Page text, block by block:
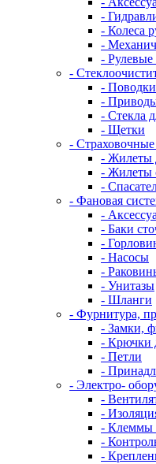
-
- Колеса
-
- Рулевые
-
- Поводки
- Приводы
- Стекла
- Щетки
-
- Жилеты
- Жилеты
-
- Фановая
-
- Баки
-
- Насосы
-
- Унитазы
- Шланги
- Фурнитура,
- Замки,
- Крючки
- Петли
-
- Электро-
-
-
- Клеммы
-
-